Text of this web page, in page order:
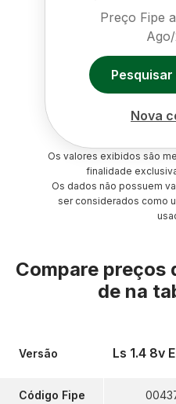
Preço Fipe
Nova
Os valores exibidos são
finalidade
Os dados não possuem
ser considerados como
Compare preços
de na
Versão
Código Fipe
Ls 1.4 8v